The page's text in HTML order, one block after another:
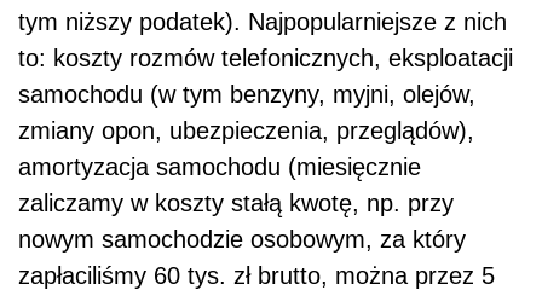
tym niższy podatek). Najpopularniejsze z nich
to: koszty rozmów telefonicznych, eksploatacji
samochodu (w tym benzyny, myjni, olejów,
zmiany opon, ubezpieczenia, przeglądów),
amortyzacja samochodu (miesięcznie
zaliczamy w koszty stałą kwotę, np. przy
nowym samochodzie osobowym, za który
zapłaciliśmy 60 tys. zł brutto, można przez 5